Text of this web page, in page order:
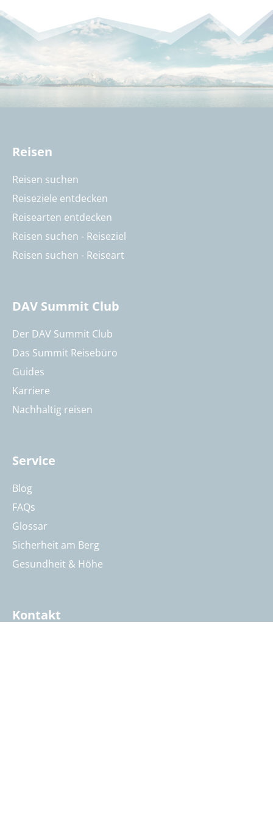
Reisen
Reisen suchen
Reiseziele entdecken
Reisearten entdecken
Reisen suchen - Reiseziel
Reisen suchen - Reiseart
DAV Summit Club
Der DAV Summit Club
Das Summit Reisebüro
Guides
Karriere
Nachhaltig reisen
Service
Blog
FAQs
Glossar
Sicherheit am Berg
Gesundheit & Höhe
Kontakt